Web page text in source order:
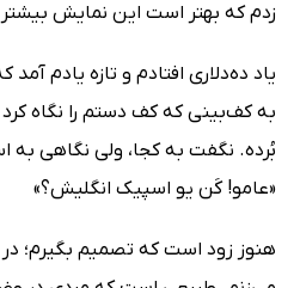
زدم که بهتر است این نمایش
یاد ده‌دلاری افتادم و تازه یادم
به کف‌بینی که کف دستم را نگاه کرد
بُرده. نگفت به کجا، ولی نگاهی
«عامو! کَن یو اسپیک انگلیش؟»
هنوز زود است که تصمیم بگیرم؛